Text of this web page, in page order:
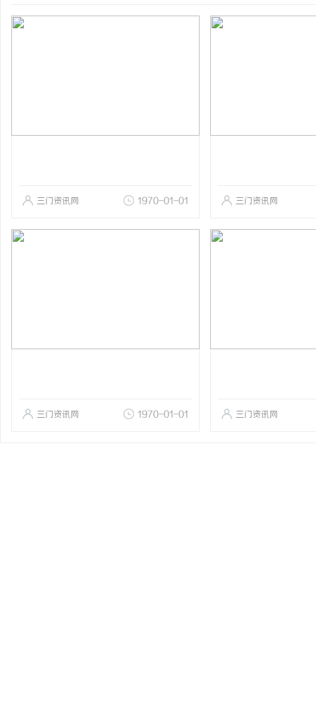
三门资讯网 1970-01-01 三门资讯网
三门资讯网 1970-01-01 三门资讯网